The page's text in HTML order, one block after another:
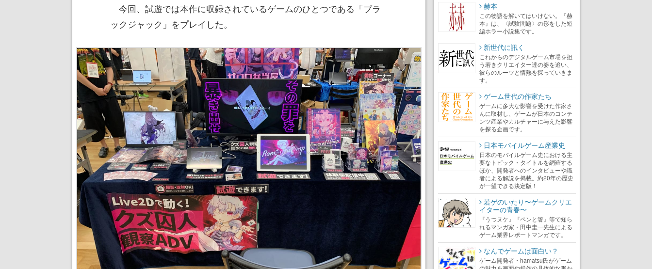
今回、試遊では本作に収録されているゲームのひとつである「ブラ
ックジャック」をプレイした。
赫本
この物語を解いてはいけない。『赫
本』は、〈試験問題〉の形をした短
編ホラー小説集です。
新世代に訊く
これからのデジタルゲーム市場を担
う若きクリエイター達の姿を追い、
彼らのルーツと情熱を探っていきま
す。
ゲーム世代の作家たち
ゲームに多大な影響を受けた作家さ
んに取材し、ゲームが日本のコンテ
ンツ産業やカルチャーに与えた影響
を探る企画です。
日本モバイルゲーム産業史
日本のモバイルゲーム史における主
要なトピック・タイトルを網羅する
ほか、開発者へのインタビューや識
者による解説を掲載。約20年の歴史
が一望できる決定版！
若ゲのいたり〜ゲームクリエ
イターの青春〜
『うつヌケ』『ペンと箸』等で知ら
れるマンガ家・田中圭一先生による
ゲーム業界レポートマンガです。
なんでゲームは面白い？
ゲーム開発者・hamatsu氏がゲーム